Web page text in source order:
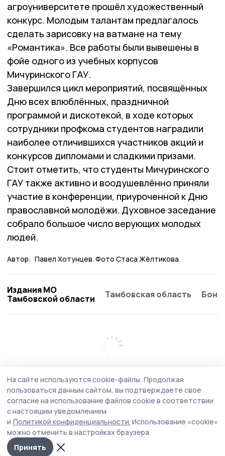
агроуниверситете прошёл художественный
конкурс. Молодым талантам предлагалось
сделать зарисовку на ватмане на тему
«Романтика». Все работы были вывешены в
фойе одного из учебных корпусов
Мичуринского ГАУ.
Завершился цикл мероприятий, посвящённых
Дню всех влюблённых, праздничной
программой и дискотекой, в ходе которых
сотрудники профкома студентов наградили
наиболее отличившихся участников акций и
конкурсов дипломами и сладкими призами.
Стоит отметить, что студенты Мичуринского
ГАУ также активно и воодушевлённо приняли
участие в конференции, приуроченной к Дню
православной молодёжи. Духовное заседание
собрало большое число верующих молодых
людей.
Автор: Павел Хотунцев. Фото Стаса Жёлтикова.
Издания МО
Тамбовской области
Тамбовская область
На сайте используются cookie-файлы. Продолжая
пользоваться данным сайтом, вы подтверждаете свое
согласие на использование файлов cookie в соответствии
с настоящим уведомлением
и Политикой конфиденциальности. Использование «cookie»
можно отменить в настройках браузера.
Принять